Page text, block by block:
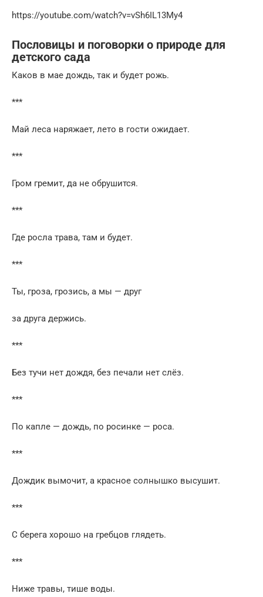
https://youtube.com/watch?v=vSh6IL13My4
Пословицы и поговорки о природе для
детского сада
Каков в мае дождь, так и будет рожь.
***
Май леса наряжает, лето в гости ожидает.
***
Гром гремит, да не обрушится.
***
Где росла трава, там и будет.
***
Ты, гроза, грозись, а мы — друг
за друга держись.
***
Без тучи нет дождя, без печали нет слёз.
***
По капле — дождь, по росинке — роса.
***
Дождик вымочит, а красное солнышко высушит.
***
С берега хорошо на гребцов глядеть.
***
Ниже травы, тише воды.